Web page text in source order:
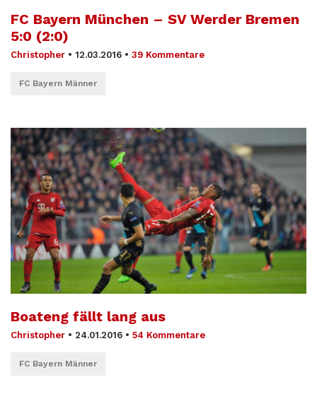
FC Bayern München – SV Werder Bremen
5:0 (2:0)
Christopher • 12.03.2016 • 39 Kommentare
FC Bayern Männer
Boateng fällt lang aus
Christopher • 24.01.2016 • 54 Kommentare
FC Bayern Männer